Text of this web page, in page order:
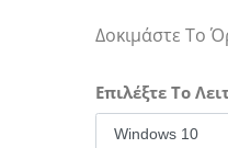
Δοκιμάστε Το
Επιλέξτε Το